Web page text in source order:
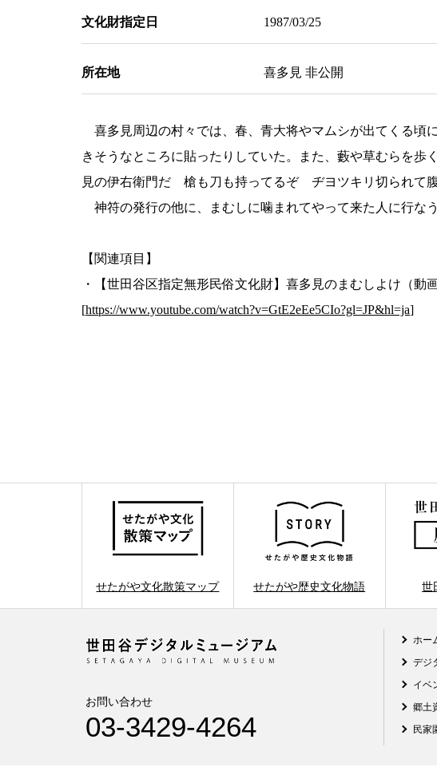
文化財指定日 1987/03/25
所在地 喜多見 非公開
喜多見周辺の村々では、春、青大将やマムシが出てくる頃
きそうなところに貼ったりしていた。また、藪や草むらを
見の伊右衛門だ 槍も刀も持ってるぞ ヂヨツキリ切られて腹
神符の発行の他に、まむしに噛まれてやって来た人に行な
【関連項目】
・【世田谷区指定無形民俗文化財】喜多見のまむしよけ（動画
[https://www.youtube.com/watch?v=GtE2eEe5CIo?gl=JP&hl=ja]
せたがや文化散策マップ せたがや歴史文化物語 世
お問い合わせ
03-3429-4264
ホー
デジ
イベ
郷土
民家